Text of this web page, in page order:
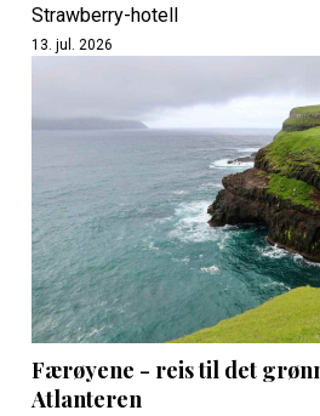
Strawberry-hotell
13. jul. 2026
Færøyene - reis til det
Atlanteren